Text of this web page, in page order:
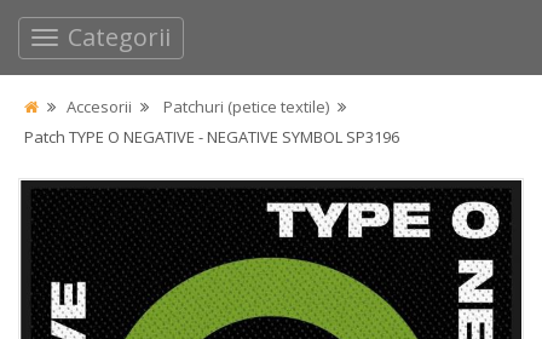
Categorii
Accesorii
Patchuri (petice textile)
Patch TYPE O NEGATIVE - NEGATIVE SYMBOL SP3196